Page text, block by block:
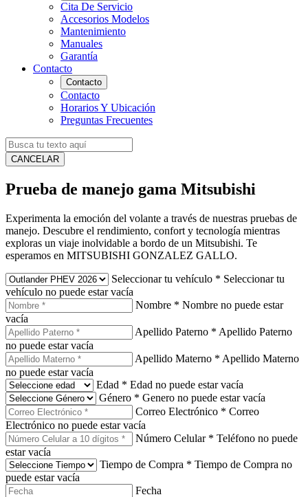
Cita De Servicio
Accesorios Modelos
Mantenimiento
Manuales
Garantía
Contacto
Contacto
Contacto
Horarios Y Ubicación
Preguntas Frecuentes
CANCELAR
Prueba de manejo gama Mitsubishi
Experimenta la emoción del volante a través de nuestras pruebas de
manejo. Descubre el rendimiento, confort y tecnología mientras
exploras un viaje inolvidable a bordo de un Mitsubishi. Te
esperamos en MITSUBISHI GONZALEZ GALLO.
Seleccionar tu vehículo * Seleccionar tu
vehículo no puede estar vacía
Nombre * Nombre no puede estar
vacía
Apellido Paterno * Apellido Paterno
no puede estar vacía
Apellido Materno * Apellido Materno
no puede estar vacía
Edad * Edad no puede estar vacía
Género * Genero no puede estar vacía
Correo Electrónico * Correo
Electrónico no puede estar vacía
Número Celular * Teléfono no puede
estar vacía
Tiempo de Compra * Tiempo de Compra no
puede estar vacía
Fecha